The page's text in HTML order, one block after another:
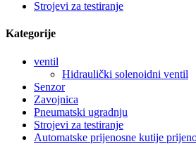
Strojevi za testiranje
Kategorije
ventil
Hidraulički solenoidni ventil
Senzor
Zavojnica
Pneumatski ugradnju
Strojevi za testiranje
Automatske prijenosne kutije